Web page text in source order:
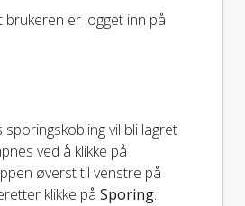
brukeren er logget inn på
vil bli lagret
ved å klikke på
øverst til venstre på
klikke på Sporing.